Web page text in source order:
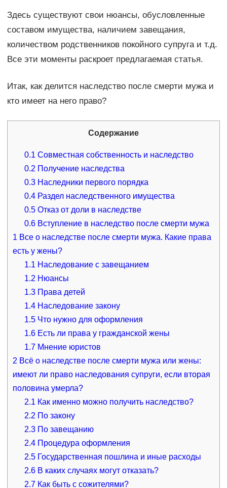
Здесь существуют свои нюансы, обусловленные
составом имущества, наличием завещания,
количеством родственников покойного супруга и т.д.
Все эти моменты раскроет предлагаемая статья.
Итак, как делится наследство после смерти мужа и
кто имеет на него право?
Содержание
0.1 Совместная собственность и наследство
0.2 Получение наследства
0.3 Наследники первого порядка
0.4 Раздел наследственного имущества
0.5 Отказ от доли в наследстве
0.6 Вступление в наследство после смерти мужа
1 Все о наследстве после смерти мужа. Какие права
есть у жены?
1.1 Наследование с завещанием
1.2 Нюансы
1.3 Права детей
1.4 Наследование закону
1.5 Что нужно для оформления
1.6 Есть ли права у гражданской жены
1.7 Мнение юристов
2 Всё о наследстве после смерти мужа или жены:
имеют ли право наследования супруги, если вторая
половина умерла?
2.1 Как именно можно получить наследство?
2.2 По закону
2.3 По завещанию
2.4 Процедура оформления
2.5 Государственная пошлина и иные расходы
2.6 В каких случаях могут отказать?
2.7 Как быть с сожителями?